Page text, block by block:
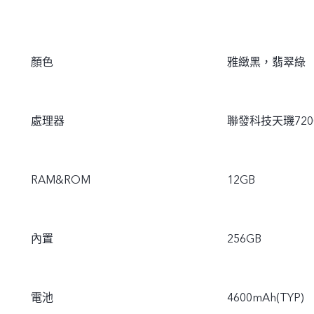
顏色 雅緻黑，翡翠綠
處理器 聯發科技天璣
RAM&ROM 12GB
內置 256GB
電池 4600mAh(TYP)